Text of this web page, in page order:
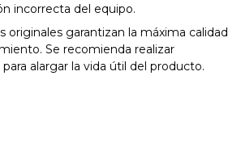
incorrecta del equipo.
originales garantizan la máxima calidad
Se recomienda realizar
alargar la vida útil del producto.